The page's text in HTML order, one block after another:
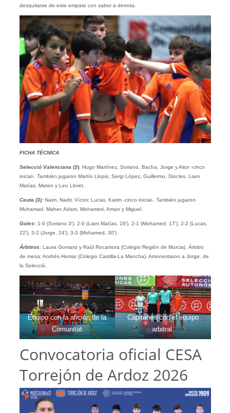
desquitarse de este empate con sabor a derrota.
FICHA TÉCNICA
Selecció Valenciana (3): Hugo Martínez, Soriano, Bacha, Jorge y Aitor -cinco
inicial-. También jugaron Martín Llopis, Sergi López, Guillermo, Diocles, Liam
Matías, Mateo y Leo Lloret.
Ceuta (3):Naim, Nadir, Víctor, Lucas, Karim -cinco inicial-. También jugaron
Muhamad, Maher, Adam, Mohamed, Aman y Miguel.
Goles:1-0 (Soriano 3′), 2-0 (Liam Matías, 16′), 2-1 (Mohamed, 17′), 2-2 (Lucas,
22′), 3-2 (Jorge, 24′), 3-3 (Mohamed, 30′)
Árbitros: Laura Gomariz y Raúl Rocamora (Colegio Región de Murcia). Árbitro
de mesa: Andrés Homar (Colegio Castilla-La Mancha). Amonestaron a Jorge, de
la Selecció.
Equipo con la afición de la
Comunitat
Capitanes con el equipo
arbitral.
Convocatoria oficial CESA
Torrejón de Ardoz 2026